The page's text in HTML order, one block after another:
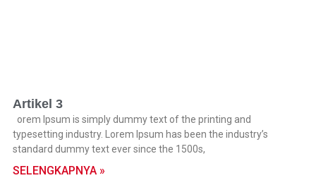
Artikel 3
orem Ipsum is simply dummy text of the printing and
typesetting industry. Lorem Ipsum has been the industry’s
standard dummy text ever since the 1500s,
SELENGKAPNYA »